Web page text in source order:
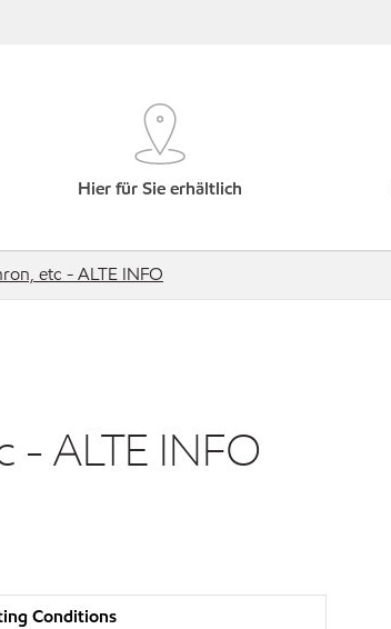
Hier für Sie erhältlich
etc - ALTE INFO
ALTE INFO
Conditions